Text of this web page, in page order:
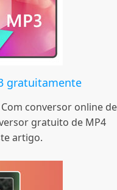
gratuitamente
conversor online de
gratuito de MP4
artigo.